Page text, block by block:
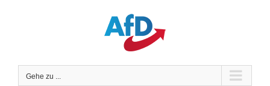
Gehe zu ...